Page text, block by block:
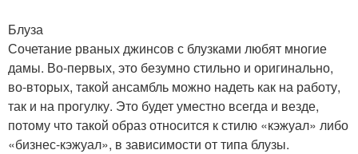
Блуза
Сочетание рваных джинсов с блузками любят многие
дамы. Во-первых, это безумно стильно и оригинально,
во-вторых, такой ансамбль можно надеть как на работу,
так и на прогулку. Это будет уместно всегда и везде,
потому что такой образ относится к стилю «кэжуал» либо
«бизнес-кэжуал», в зависимости от типа блузы.